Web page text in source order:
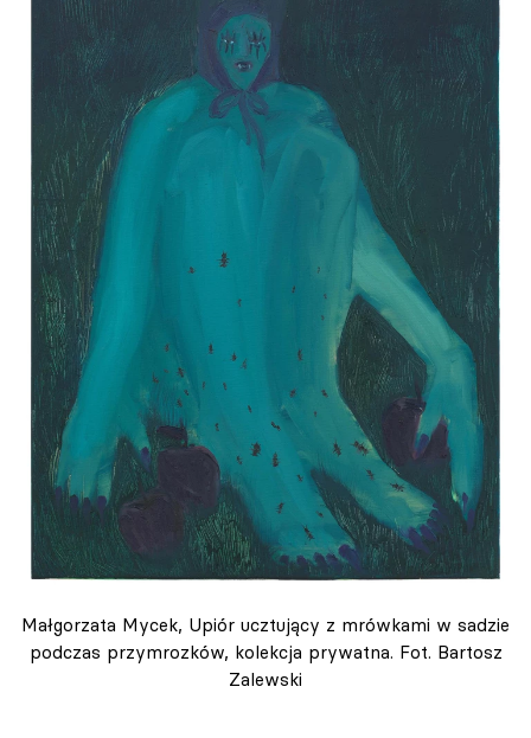
Małgorzata Mycek, Upiór ucztujący z mrówkami w sadzie
podczas przymrozków, kolekcja prywatna. Fot. Bartosz
Zalewski